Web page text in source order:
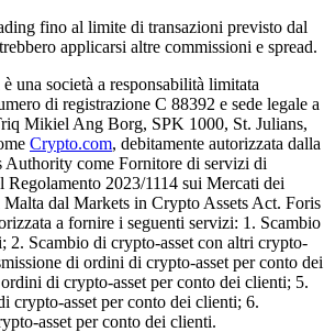
fino al limite di transazioni previsto dal
applicarsi altre commissioni e spread.
società a responsabilità limitata
di registrazione C 88392 e sede legale a
Mikiel Ang Borg, SPK 1000, St. Julians,
Crypto.com, debitamente autorizzata dalla
Authority come Fornitore di servizi di
Regolamento 2023/1114 sui Mercati dei
dal Markets in Crypto Assets Act. Foris
a fornire i seguenti servizi: 1. Scambio
2. Scambio di crypto-asset con altri crypto-
di ordini di crypto-asset per conto dei
di crypto-asset per conto dei clienti; 5.
crypto-asset per conto dei clienti; 6.
asset per conto dei clienti.